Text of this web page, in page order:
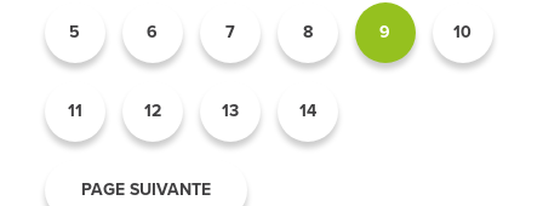
5 6 7 8 9 10
11 12 13 14
PAGE SUIVANTE